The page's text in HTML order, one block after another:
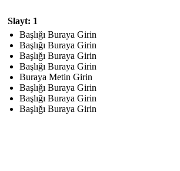
Slayt: 1
Başlığı Buraya Girin
Başlığı Buraya Girin
Başlığı Buraya Girin
Başlığı Buraya Girin
Buraya Metin Girin
Başlığı Buraya Girin
Başlığı Buraya Girin
Başlığı Buraya Girin